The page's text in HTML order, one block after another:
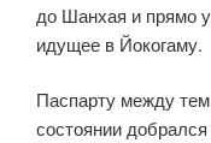
до Шанхая и прямо
идущее в Йокогаму.
Паспарту между
состоянии